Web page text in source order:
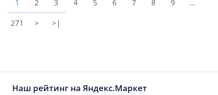
1 2 3 4 5 6 7 8 9 ...
271 > >|
Наш рейтинг на Яндекс.Маркет